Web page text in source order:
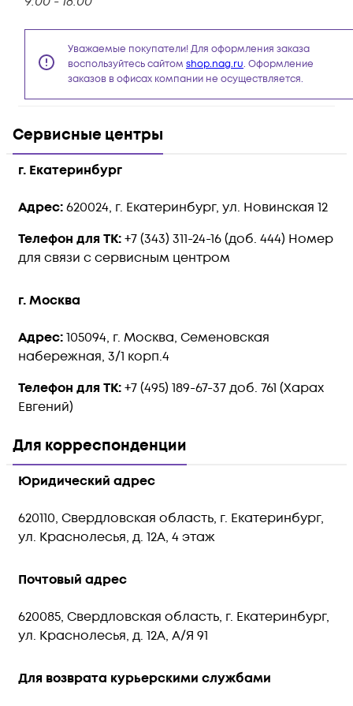
Уважаемые покупатели! Для оформления заказа
воспользуйтесь сайтом shop.nag.ru. Оформление
заказов в офисах компании не осуществляется.
Сервисные центры
г. Екатеринбург
Адрес:620024, г. Екатеринбург, ул. Новинская 12
Телефон для ТК:+7 (343) 311-24-16(доб. 444) Номер
для связи с сервисным центром
г.Москва
Адрес:105094, г. Москва, Семеновская
набережная, 3/1 корп.4
Телефон для ТК:+7 (495) 189-67-37доб. 761 (Харах
Евгений)
Для корреспонденции
Юридический адрес
620110, Свердловская область, г. Екатеринбург,
ул. Краснолесья, д. 12А, 4 этаж
Почтовый адрес
620085, Свердловская область, г. Екатеринбург,
ул. Краснолесья, д. 12А, А/Я 91
Для возврата курьерскими службами